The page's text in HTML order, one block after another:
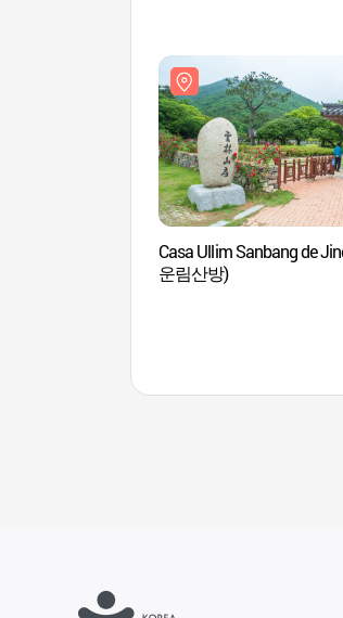
Casa Ullim Sanbang de
운림산방)